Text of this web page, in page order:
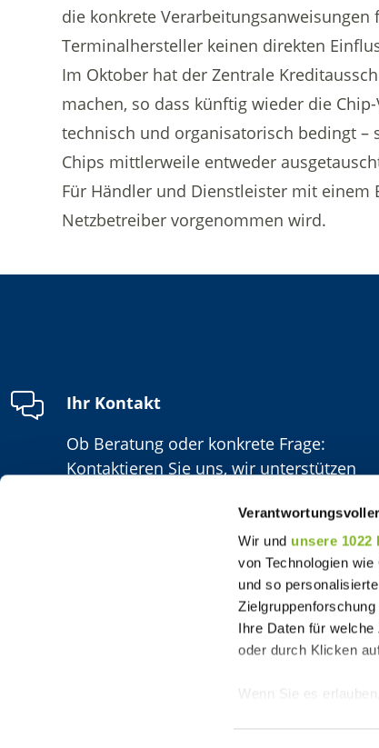
Wir und unsere 1022
von Technologien
und so
Ihre Daten für
oder durch Klicken
Wenn Sie es
die konkrete
Terminalhersteller keinen direkten
Im Oktober hat der Zentrale
machen, so dass künftig wieder die
technisch und organisatorisch bedingt –
Chips mittlerweile entweder
Für Händler und Dienstleister mit einem
Netzbetreiber vorgenommen wird.
Ihr Kontakt
Ob Beratung oder konkrete Frage:
Kontaktieren Sie uns, wir unterstützen